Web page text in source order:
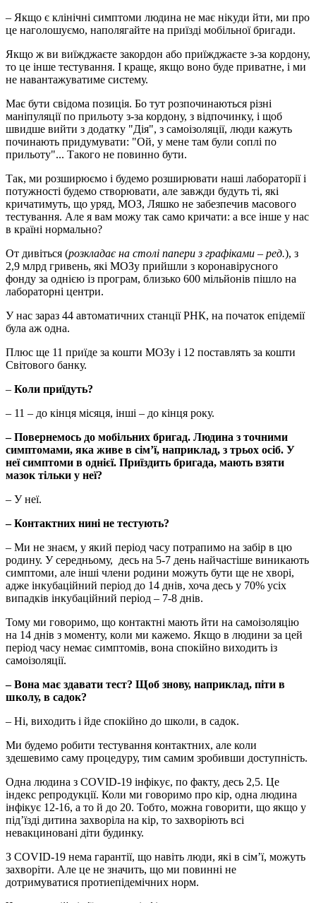
– Якщо є клінічні симптоми людина не має нікуди йти, ми про
це наголошуємо, наполягайте на приїзді мобільної бригади.
Якщо ж ви виїжджаєте закордон або приїжджаєте з-за кордону,
то це інше тестування. І краще, якщо воно буде приватне, і ми
не навантажуватиме систему.
Має бути свідома позиція. Бо тут розпочинаються різні
маніпуляції по прильоту з-за кордону, з відпочинку, і щоб
швидше вийти з додатку "Дія", з самоізоляції, люди кажуть
починають придумувати: "Ой, у мене там були соплі по
прильоту"... Такого не повинно бути.
Так, ми розширюємо і будемо розширювати наші лабораторії і
потужності будемо створювати, але завжди будуть ті, які
кричатимуть, що уряд, МОЗ, Ляшко не забезпечив масового
тестування. Але я вам можу так само кричати: а все інше у нас
в країні нормально?
От дивіться (розкладає на столі папери з графіками – ред.), з
2,9 млрд гривень, які МОЗу прийшли з коронавірусного
фонду за однією із програм, близько 600 мільйонів пішло на
лабораторні центри.
У нас зараз 44 автоматичних станції РНК, на початок епідемії
була аж одна.
Плюс ще 11 приїде за кошти МОЗу і 12 поставлять за кошти
Світового банку.
– Коли приїдуть?
– 11 – до кінця місяця, інші – до кінця року.
– Повернемось до мобільних бригад. Людина з точними
симптомами, яка живе в сім’ї, наприклад, з трьох осіб. У
неї симптоми в однієї. Приїздить бригада, мають взяти
мазок тільки у неї?
– У неї.
– Контактних нині не тестують?
– Ми не знаєм, у який період часу потрапимо на забір в цю
родину. У середньому, десь на 5-7 день найчастіше виникають
симптоми, але інші члени родини можуть бути ще не хворі,
адже інкубаційний період до 14 днів, хоча десь у 70% усіх
випадків інкубаційний період – 7-8 днів.
Тому ми говоримо, що контактні мають йти на самоізоляцію
на 14 днів з моменту, коли ми кажемо. Якщо в людини за цей
період часу немає симптомів, вона спокійно виходить із
самоізоляції.
– Вона має здавати тест? Щоб знову, наприклад, піти в
школу, в садок?
– Ні, виходить і йде спокійно до школи, в садок.
Ми будемо робити тестування контактних, але коли
здешевимо саму процедуру, тим самим зробивши доступність.
Одна людина з COVID-19 інфікує, по факту, десь 2,5. Це
індекс репродукції. Коли ми говоримо про кір, одна людина
інфікує 12-16, а то й до 20. Тобто, можна говорити, що якщо у
під’їзді дитина захворіла на кір, то захворіють всі
невакциновані діти будинку.
З COVID-19 нема гарантії, що навіть люди, які в сім’ї, можуть
захворіти. Але це не значить, що ми повинні не
дотримуватися протиепідемічних норм.